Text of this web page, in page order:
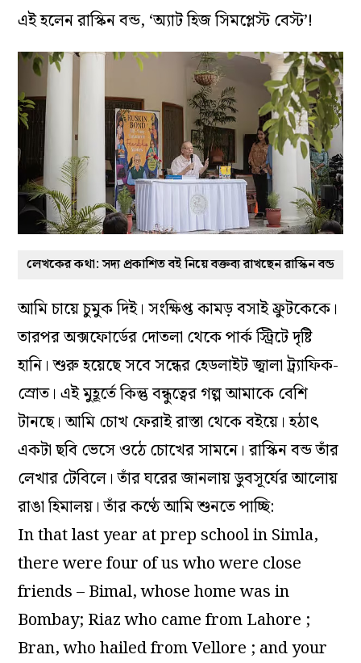
এই হলেন রাস্কিন বন্ড, ‘অ্যাট হিজ সিমপ্লেস্ট বেস্ট’!
লেখকের কথা: সদ্য প্রকাশিত বই নিয়ে বক্তব্য রাখছেন রাস্কিন বন্ড
আমি চায়ে চুমুক দিই। সংক্ষিপ্ত কামড় বসাই ফ্রুটকেকে।
তারপর অক্সফোর্ডের দোতলা থেকে পার্ক স্ট্রিটে দৃষ্টি
হানি। শুরু হয়েছে সবে সন্ধের হেডলাইট জ্বালা ট্র্যাফিক-
স্রোত। এই মুহূর্তে কিন্তু বন্ধুত্বের গল্প আমাকে বেশি
টানছে। আমি চোখ ফেরাই রাস্তা থেকে বইয়ে। হঠাৎ
একটা ছবি ভেসে ওঠে চোখের সামনে। রাস্কিন বন্ড তাঁর
লেখার টেবিলে। তাঁর ঘরের জানলায় ডুবসূর্যের আলোয়
রাঙা হিমালয়। তাঁর কণ্ঠে আমি শুনতে পাচ্ছি:
In that last year at prep school in Simla,
there were four of us who were close
friends – Bimal, whose home was in
Bombay; Riaz who came from Lahore ;
Bran, who hailed from Vellore ; and your